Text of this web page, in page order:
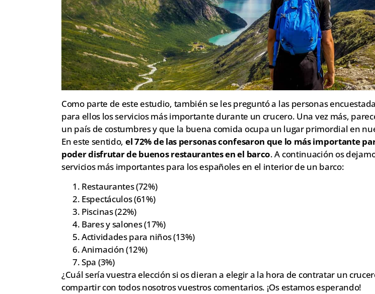
Como parte de este estudio, también se les preguntó a las personas
para ellos los servicios más importante durante un crucero. Una vez más,
un país de costumbres y que la buena comida ocupa un lugar primordial en
En este sentido, el 72% de las personas confesaron que lo más importante
poder disfrutar de buenos restaurantes en el barco. A continuación os
servicios más importantes para los españoles en el interior de un barco:
Restaurantes (72%)
Espectáculos (61%)
Piscinas (22%)
Bares y salones (17%)
Actividades para niños (13%)
Animación (12%)
Spa (3%)
¿Cuál sería vuestra elección si os dieran a elegir a la hora de contratar un
compartir con todos nosotros vuestros comentarios. ¡Os estamos esperando!